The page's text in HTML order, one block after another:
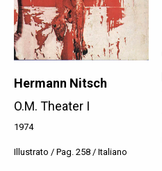
Hermann Nitsch
O.M. Theater I
1974
Illustrato / Pag. 258 / Italiano